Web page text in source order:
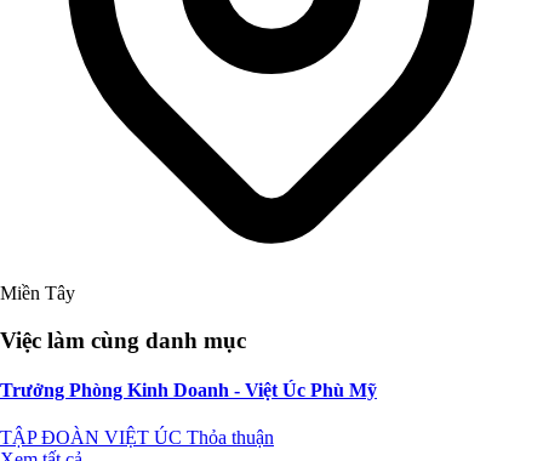
Miền Tây
Việc làm cùng danh mục
Trưởng Phòng Kinh Doanh - Việt Úc Phù Mỹ
TẬP ĐOÀN VIỆT ÚC Thỏa thuận